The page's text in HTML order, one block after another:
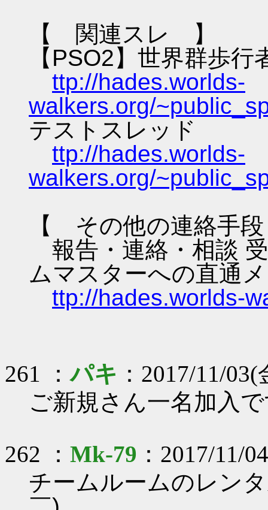
【 関連スレ 】
【PSO2】世界群歩
ttp://hades.worlds-
walkers.org/
テストスレッド
ttp://hades.worlds-
walkers.org/
【 その他の連絡手
報告・連絡・相談
ムマスターへの直通
ttp://hades.worlds-
261 ：パキ ：2017/11/
ご新規さん一名加入
262 ： Mk-79 ：2017/11/
チームルームのレン